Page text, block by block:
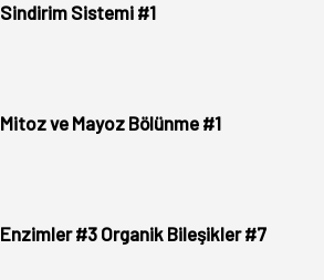
Sindirim Sistemi #1
Mitoz ve Mayoz Bölünme #1
Enzimler #3 Organik Bileşikler #7